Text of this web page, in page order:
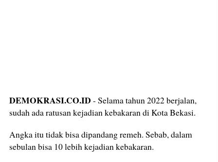
DEMOKRASI.CO.ID - Selama tahun 2022 berjalan,
sudah ada ratusan kejadian kebakaran di Kota Bekasi.
Angka itu tidak bisa dipandang remeh. Sebab, dalam
sebulan bisa 10 lebih kejadian kebakaran.